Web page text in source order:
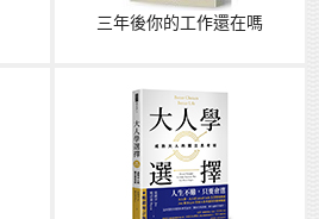
三年後你的工作還在嗎